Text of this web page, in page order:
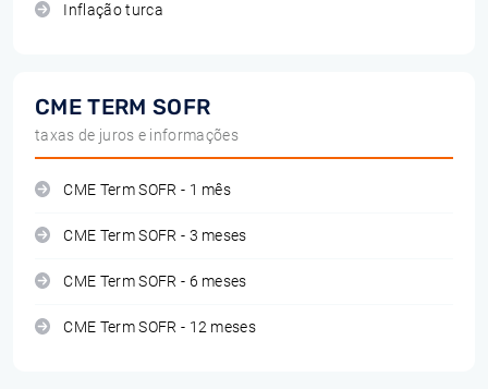
Inflação turca
CME TERM SOFR
taxas de juros e informações
CME Term SOFR - 1 mês
CME Term SOFR - 3 meses
CME Term SOFR - 6 meses
CME Term SOFR - 12 meses